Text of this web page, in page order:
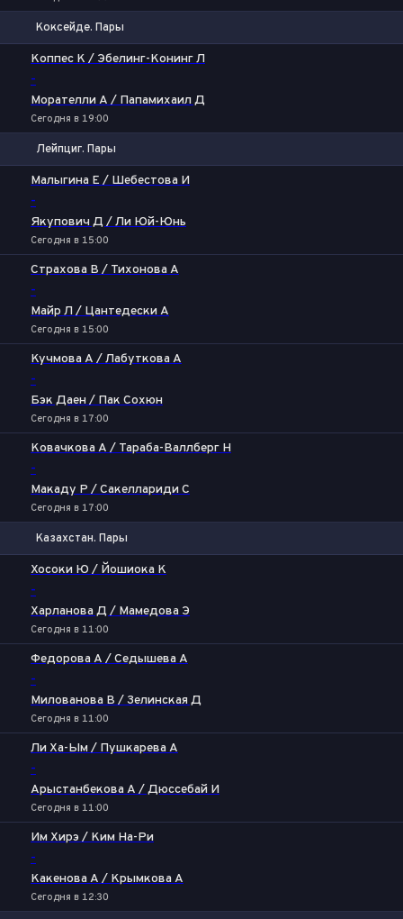
Коксейде. Пары
Коппес К / Эбелинг-Конинг Л
-
Морателли А / Папамихаил Д
Сегодня в 19:00
Лейпциг. Пары
Малыгина Е / Шебестова И
-
Якупович Д / Ли Юй-Юнь
Сегодня в 15:00
Страхова В / Тихонова А
-
Майр Л / Цантедески А
Сегодня в 15:00
Кучмова А / Лабуткова А
-
Бэк Даен / Пак Сохюн
Сегодня в 17:00
Ковачкова А / Тараба-Валлберг Н
-
Макаду Р / Сакеллариди С
Сегодня в 17:00
Казахстан. Пары
Хосоки Ю / Йошиока К
-
Харланова Д / Мамедова Э
Сегодня в 11:00
Федорова А / Седышева А
-
Милованова В / Зелинская Д
Сегодня в 11:00
Ли Ха-Ым / Пушкарева А
-
Арыстанбекова А / Дюссебай И
Сегодня в 11:00
Им Хирэ / Ким На-Ри
-
Какенова А / Крымкова А
Сегодня в 12:30